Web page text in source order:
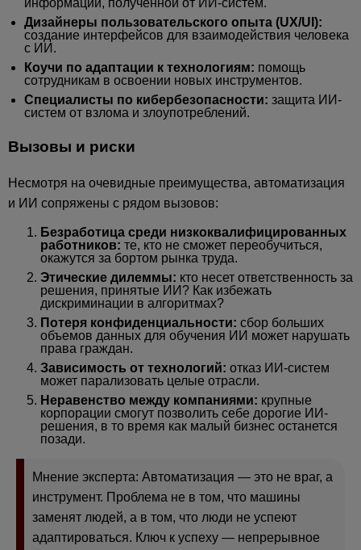
информации, полученной от ИИ-систем.
Дизайнеры пользовательского опыта (UX/UI):
создание интерфейсов для взаимодействия человека
с ИИ.
Коучи по адаптации к технологиям: помощь
сотрудникам в освоении новых инструментов.
Специалисты по кибербезопасности: защита ИИ-
систем от взлома и злоупотреблений.
Вызовы и риски
Несмотря на очевидные преимущества, автоматизация
и ИИ сопряжены с рядом вызовов:
Безработица среди низкоквалифицированных
работников: те, кто не сможет переобучиться,
окажутся за бортом рынка труда.
Этические дилеммы: кто несет ответственность за
решения, принятые ИИ? Как избежать
дискриминации в алгоритмах?
Потеря конфиденциальности: сбор больших
объемов данных для обучения ИИ может нарушать
права граждан.
Зависимость от технологий: отказ ИИ-систем
может парализовать целые отрасли.
Неравенство между компаниями: крупные
корпорации смогут позволить себе дорогие ИИ-
решения, в то время как малый бизнес останется
позади.
Мнение эксперта: Автоматизация — это не враг, а
инструмент. Проблема не в том, что машины
заменят людей, а в том, что люди не успеют
адаптироваться. Ключ к успеху — непрерывное